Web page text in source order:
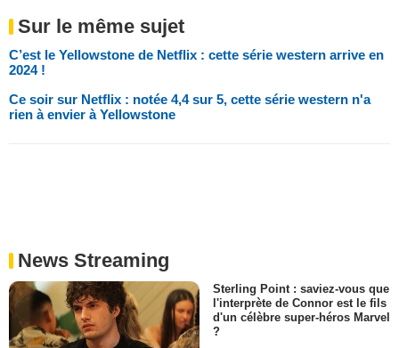
Sur le même sujet
C’est le Yellowstone de Netflix : cette série western arrive en
2024 !
Ce soir sur Netflix : notée 4,4 sur 5, cette série western n'a
rien à envier à Yellowstone
News Streaming
Sterling Point : saviez-vous que
l'interprète de Connor est le fils
d'un célèbre super-héros Marvel
?